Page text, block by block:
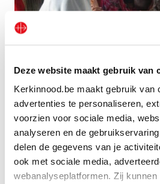
Deze website maakt gebruik van
Kerkinnood.be maakt gebruik van
advertenties te personaliseren,
voorzien voor sociale media,
analyseren en de
delen de gegevens van je
ook met sociale media,
webanalyseplatformen. Zij
Bangladesh: misintenties voor
bisdommen